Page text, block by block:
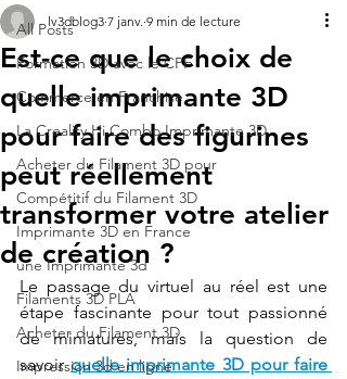
All Posts
Formation 3D avec le CPF
Commerce en Franchise
La Creality Hi Combo Imprimante 3D
Acheter du Filament 3D pour
Compétitif du Filament 3D
Imprimante 3D en France
une Imprimante 3d
Filaments 3D PLA
Acheter du Filament 3D
Impression 3d en ligne
Est-ce que le choix de
quelle imprimante 3D
pour faire des figurines
peut réellement
transformer votre atelier
de création ?
lv3dblog3 7 janv. 9 min de lecture
Le passage du virtuel au réel est une
étape fascinante pour tout passionné
de miniatures, mais la question de
savoir quelle imprimante 3D pour faire